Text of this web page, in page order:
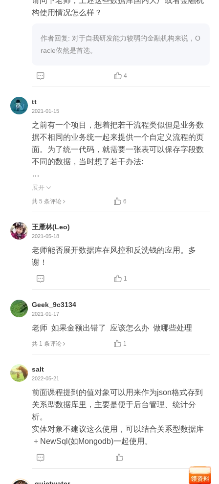
构使用情况怎么样？
作者回复: 对于自我研发能力较弱的金融机构来说，O
racle依然是首选。
  4
tt
2021-01-15
之前有一个项目，想着把若干流程类似但是业务数
据不相同的业务统一起来提供一个自定义流程的页
面。为了统一代码，就需要一张表可以保存字段数
不同的数据，当时想了若干办法:
1.使用关系型数据库。因为每个表的Schema一旦定
义就不变了，所以只好与定义足够多的扩展字段，
示在页面上的时候人是可以知道数据整体的意义
的。
2、采用文档数据库。但是之前没有人用过，领导也
独出来，然后把变化的部分用Json序列化，然后保
但是实施的时候，大家都习惯了关系数据库，最后
其实觉得在不改变数据库的前提下，第三个方法是
最好的，但确实是如果用某个json字段去查询，效
率会很低，只能用like，而且也没有办法建立索引。
展开 
共 5 条评论  6
王雁林(Leo)
2021-05-18
老师能否展开数据库在风控和反洗钱的应用。多
谢！
  1
Geek_9c3134
2021-01-17
老师  如果金额出错了  应该怎么办  做哪些处理
共 1 条评论  1
salt
2022-05-21
前面课程提到的值对象可以用来作为json格式存到
关系型数据库里，主要是便于后台管理、统计分
析。
实体对象不建议这么使用，可以结合关系型数据库
+ NewSql(如Mongodb)一起使用。
 